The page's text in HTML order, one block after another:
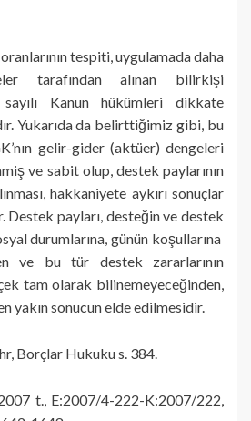
tespiti, uygulamada daha
tarafından alınan bilirkişi
Kanun hükümleri dikkate
Yukarıda da belirttiğimiz gibi, bu
gelir-gider (aktüer) dengeleri
ve sabit olup, destek paylarının
hakkaniyete aykırı sonuçlar
Destek payları, desteğin ve destek
durumlarına, günün koşullarına
ve bu tür destek zararlarının
tam olarak bilinemeyeceğinden,
yakın sonucun elde edilmesidir.
Borçlar Hukuku s. 384.
t., E:2007/4-222-K:2007/222,